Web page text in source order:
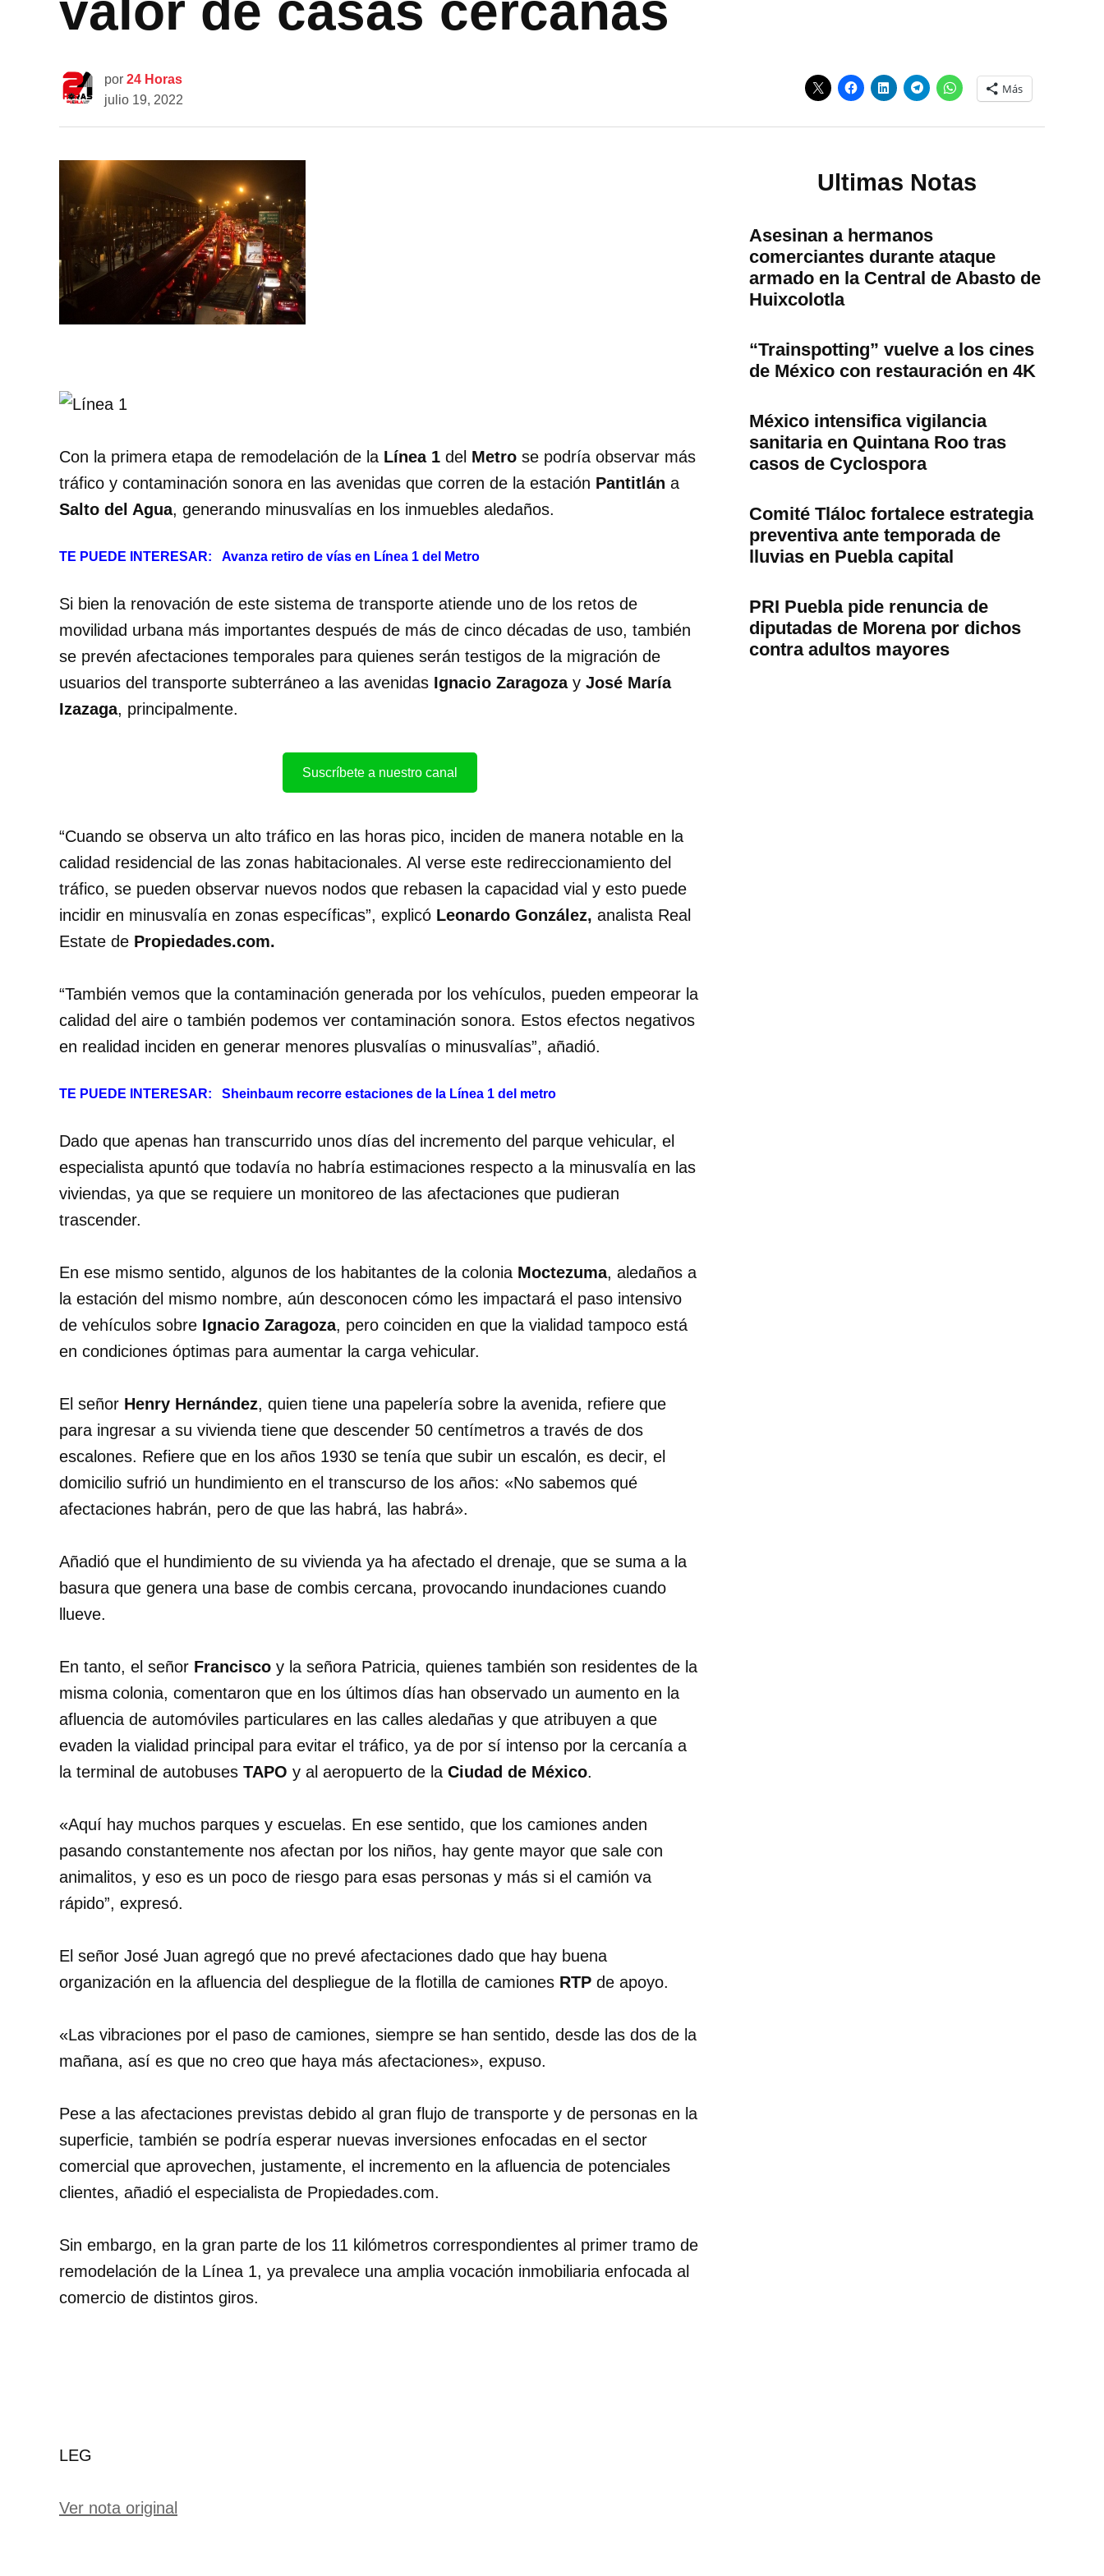
por 24 Horas
julio 19, 2022
Más
Con la primera etapa de remodelación de la Línea 1 del Metro se podría observar más
tráfico y contaminación sonora en las avenidas que corren de la estación Pantitlán a
Salto del Agua, generando minusvalías en los inmuebles aledaños.
TE PUEDE INTERESAR: Avanza retiro de vías en Línea 1 del Metro
Si bien la renovación de este sistema de transporte atiende uno de los retos de
movilidad urbana más importantes después de más de cinco décadas de uso, también
se prevén afectaciones temporales para quienes serán testigos de la migración de
usuarios del transporte subterráneo a las avenidas Ignacio Zaragozay José María
Izazaga, principalmente.
Suscríbete a nuestro canal
“Cuando se observa un alto tráfico en las horas pico, inciden de manera notable en la
calidad residencial de las zonas habitacionales. Al verse este redireccionamiento del
tráfico, se pueden observar nuevos nodos que rebasen la capacidad vial y esto puede
incidir en minusvalía en zonas específicas”, explicó Leonardo González, analista Real
Estate de Propiedades.com.
“También vemos que la contaminación generada por los vehículos, pueden empeorar la
calidad del aire o también podemos ver contaminación sonora. Estos efectos negativos
en realidad inciden en generar menores plusvalías o minusvalías”, añadió.
TE PUEDE INTERESAR: Sheinbaum recorre estaciones de la Línea 1 del metro
Dado que apenas han transcurrido unos días del incremento del parque vehicular, el
especialista apuntó que todavía no habría estimaciones respecto a la minusvalía en las
viviendas, ya que se requiere un monitoreo de las afectaciones que pudieran
trascender.
En ese mismo sentido, algunos de los habitantes de la colonia Moctezuma, aledaños a
la estación del mismo nombre, aún desconocen cómo les impactará el paso intensivo
de vehículos sobre Ignacio Zaragoza, pero coinciden en que la vialidad tampoco está
en condiciones óptimas para aumentar la carga vehicular.
El señor Henry Hernández, quien tiene una papelería sobre la avenida, refiere que
para ingresar a su vivienda tiene que descender 50 centímetros a través de dos
escalones. Refiere que en los años 1930 se tenía que subir un escalón, es decir, el
domicilio sufrió un hundimiento en el transcurso de los años: «No sabemos qué
afectaciones habrán, pero de que las habrá, las habrá».
Añadió que el hundimiento de su vivienda ya ha afectado el drenaje, que se suma a la
basura que genera una base de combis cercana, provocando inundaciones cuando
llueve.
En tanto, el señor Francisco y la señora Patricia, quienes también son residentes de la
misma colonia, comentaron que en los últimos días han observado un aumento en la
afluencia de automóviles particulares en las calles aledañas y que atribuyen a que
evaden la vialidad principal para evitar el tráfico, ya de por sí intenso por la cercanía a
la terminal de autobuses TAPO y al aeropuerto de la Ciudad de México.
«Aquí hay muchos parques y escuelas. En ese sentido, que los camiones anden
pasando constantemente nos afectan por los niños, hay gente mayor que sale con
animalitos, y eso es un poco de riesgo para esas personas y más si el camión va
rápido”, expresó.
El señor José Juan agregó que no prevé afectaciones dado que hay buena
organización en la afluencia del despliegue de la flotilla de camiones RTP de apoyo.
«Las vibraciones por el paso de camiones, siempre se han sentido, desde las dos de la
mañana, así es que no creo que haya más afectaciones», expuso.
Pese a las afectaciones previstas debido al gran flujo de transporte y de personas en la
superficie, también se podría esperar nuevas inversiones enfocadas en el sector
comercial que aprovechen, justamente, el incremento en la afluencia de potenciales
clientes, añadió el especialista de Propiedades.com.
Sin embargo, en la gran parte de los 11 kilómetros correspondientes al primer tramo de
remodelación de la Línea 1, ya prevalece una amplia vocación inmobiliaria enfocada al
comercio de distintos giros.
LEG
Ver nota original
Ultimas Notas
Asesinan a hermanos
comerciantes durante ataque
armado en la Central de Abasto de
Huixcolotla
“Trainspotting” vuelve a los cines
de México con restauración en 4K
México intensifica vigilancia
sanitaria en Quintana Roo tras
casos de Cyclospora
Comité Tláloc fortalece estrategia
preventiva ante temporada de
lluvias en Puebla capital
PRI Puebla pide renuncia de
diputadas de Morena por dichos
contra adultos mayores